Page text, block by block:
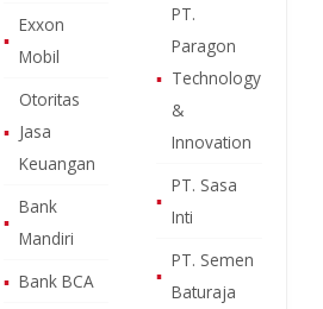
▪
Exxon
Mobil
▪
Otoritas
Jasa
Keuangan
▪
Bank
Mandiri
▪ Bank BCA
▪
PT.
Paragon
Technology
&
Innovation
▪
PT. Sasa
Inti
▪
PT. Semen
Baturaja